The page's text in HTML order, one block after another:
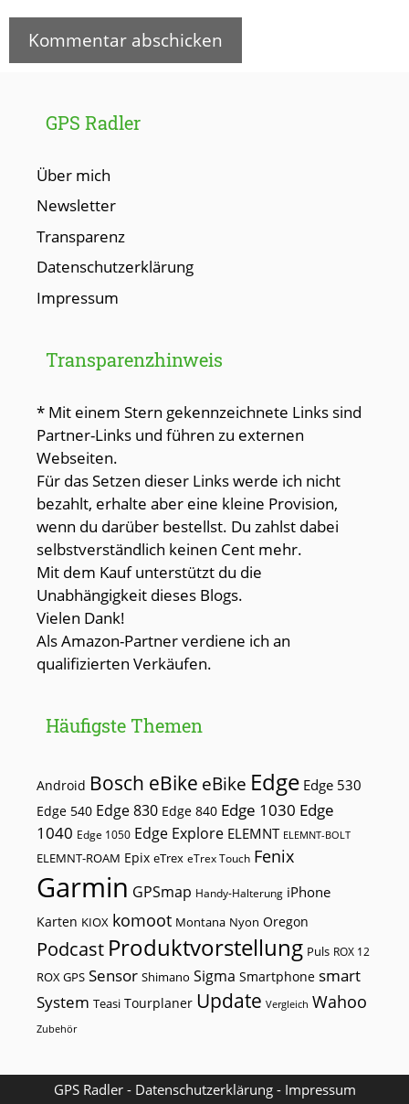
GPS Radler
Über mich
Newsletter
Transparenz
Datenschutzerklärung
Impressum
Transparenzhinweis
* Mit einem Stern gekennzeichnete Links sind
Partner-Links und führen zu externen
Webseiten.
Für das Setzen dieser Links werde ich nicht
bezahlt, erhalte aber eine kleine Provision,
wenn du darüber bestellst. Du zahlst dabei
selbstverständlich keinen Cent mehr.
Mit dem Kauf unterstützt du die
Unabhängigkeit dieses Blogs.
Vielen Dank!
Als Amazon-Partner verdiene ich an
qualifizierten Verkäufen.
Häufigste Themen
Android Bosch eBike eBike Edge Edge 530
Edge 540 Edge 830 Edge 840 Edge 1030 Edge
1040 Edge 1050 Edge Explore ELEMNT ELEMNT-BOLT
ELEMNT-ROAM Epix eTrex eTrex Touch Fenix
Garmin GPSmap Handy-Halterung iPhone
Karten KIOX komoot Montana Nyon Oregon
Podcast Produktvorstellung Puls ROX 12
ROX GPS Sensor Shimano Sigma Smartphone smart
System Teasi Tourplaner Update Vergleich Wahoo
Zubehör
GPS Radler - Datenschutzerklärung- Impressum